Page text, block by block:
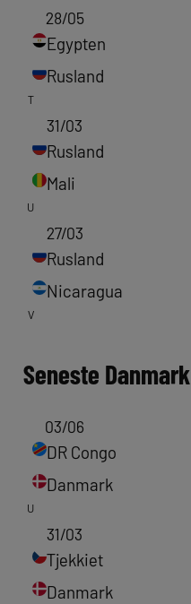
28/05
Egypten
Rusland
T
31/03
Rusland
Mali
U
27/03
Rusland
Nicaragua
V
Seneste Danmark
03/06
DR Congo
Danmark
U
31/03
Tjekkiet
Danmark